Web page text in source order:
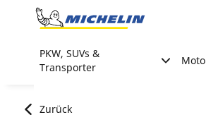
Go to page content
PKW, SUVs &
Transporter
Zurück